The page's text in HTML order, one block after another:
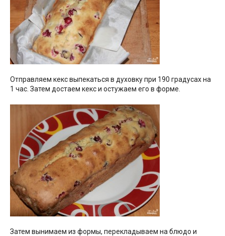
Отправляем кекс выпекаться в духовку при 190 градусах на
1 час. Затем достаем кекс и остужаем его в форме.
Затем вынимаем из формы, перекладываем на блюдо и